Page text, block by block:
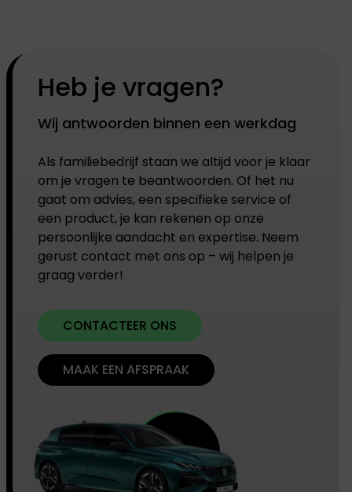
Heb je vragen?
Wij antwoorden binnen een werkdag
Als familiebedrijf staan we altijd voor je klaar
om je vragen te beantwoorden. Of het nu
gaat om advies, een specifieke service of
een product, je kan rekenen op onze
persoonlijke aandacht en expertise. Neem
gerust contact met ons op – wij helpen je
graag verder!
CONTACTEER ONS
MAAK EEN AFSPRAAK